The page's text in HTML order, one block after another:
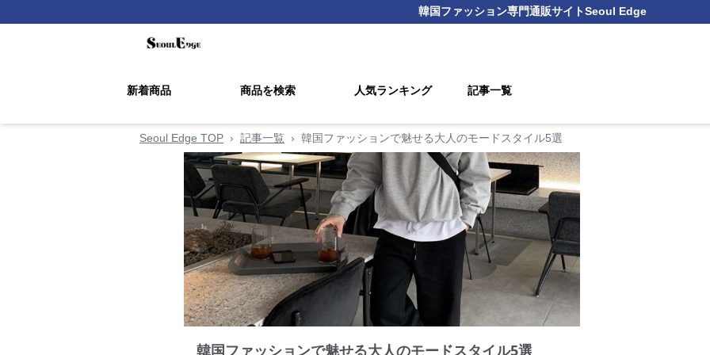
韓国ファッション専門通販サイトSeoul Edge
新着商品 商品を検索 人気ランキング 記事一覧
Seoul Edge TOP › 記事一覧 › 韓国ファッションで魅せる大人のモードスタイル5選
韓国ファッションで魅せる大人のモードスタイル5選